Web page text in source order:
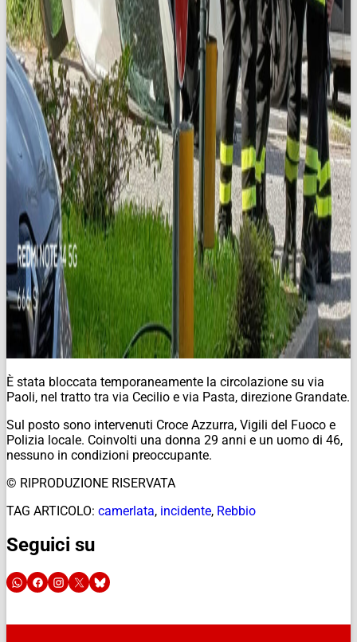
È stata bloccata temporaneamente la circolazione su via
Paoli, nel tratto tra via Cecilio e via Pasta, direzione Grandate.
Sul posto sono intervenuti Croce Azzurra, Vigili del Fuoco e
Polizia locale. Coinvolti una donna 29 anni e un uomo di 46,
nessuno in condizioni preoccupante.
© RIPRODUZIONE RISERVATA
TAG ARTICOLO: camerlata, incidente, Rebbio
Seguici su